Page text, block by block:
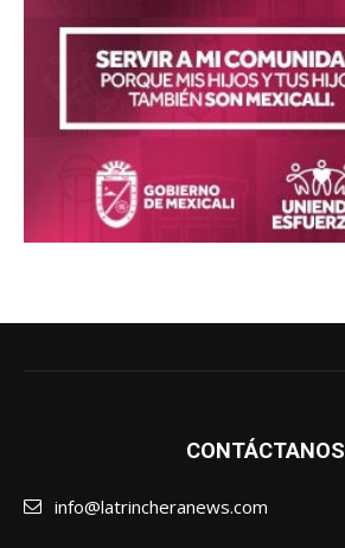
CONTÁCTANOS
info@latrincheranews.com